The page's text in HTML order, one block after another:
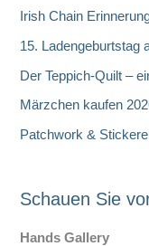
Irish Chain
15. Ladengeburtstag
Der Teppich-Quilt –
Märzchen kaufen
Patchwork &
Schauen Sie
Hands Gallery